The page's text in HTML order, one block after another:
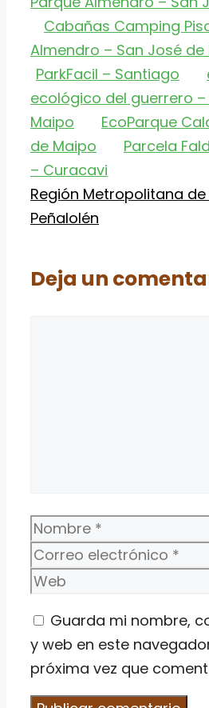
Cabañas Camping
Almendro – San José de
ParkFacil – Santiago
ecológico del guerrero
Maipo
EcoParque
de Maipo
Parcela
– Curacavi
Categorías
Región Metropolitana
Peñalolén
Deja un
Nombre
Correo
electrónico
Web
Guarda mi nombre,
y web en este
próxima vez que